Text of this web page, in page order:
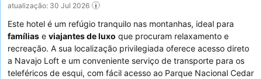
atualização: 30 Jul 2026
Este hotel é um refúgio tranquilo nas montanhas, ideal para
famílias e viajantes de luxo que procuram relaxamento e
recreação. A sua localização privilegiada oferece acesso direto
a Navajo Loft e um conveniente serviço de transporte para os
teleféricos de esqui, com fácil acesso ao Parque Nacional Cedar